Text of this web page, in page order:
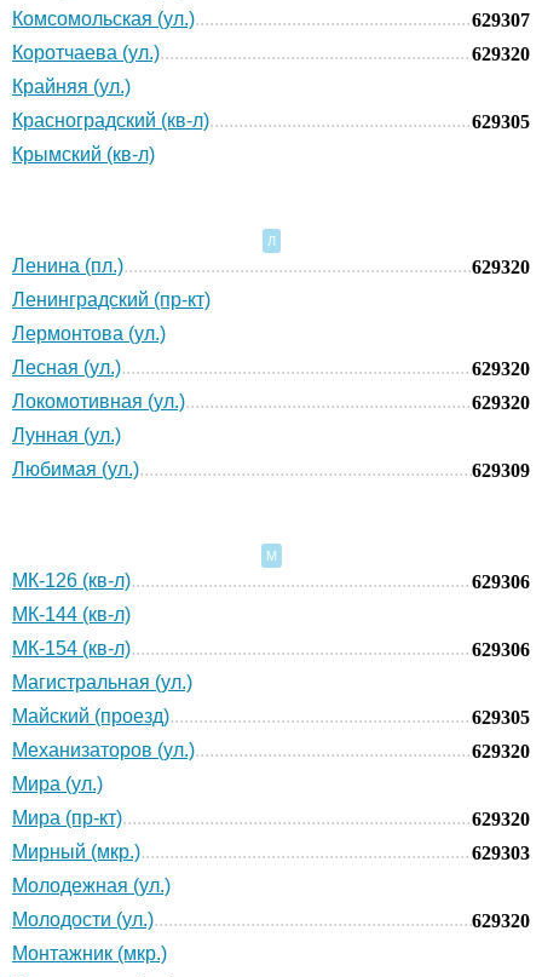
Комсомольская (ул.)
629307
Коротчаева (ул.)
629320
Крайняя (ул.)
Красноградский (кв-л)
629305
Крымский (кв-л)
Л
Ленина (пл.)
629320
Ленинградский (пр-кт)
Лермонтова (ул.)
Лесная (ул.)
629320
Локомотивная (ул.)
629320
Лунная (ул.)
Любимая (ул.)
629309
М
МК-126 (кв-л)
629306
МК-144 (кв-л)
МК-154 (кв-л)
629306
Магистральная (ул.)
Майский (проезд)
629305
Механизаторов (ул.)
629320
Мира (ул.)
Мира (пр-кт)
629320
Мирный (мкр.)
629303
Молодежная (ул.)
Молодости (ул.)
629320
Монтажник (мкр.)